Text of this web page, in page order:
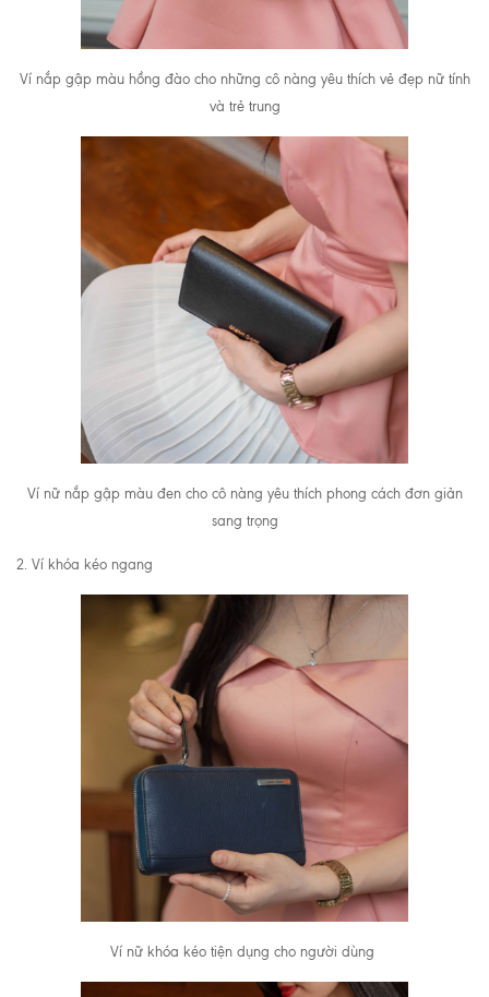
Ví nắp gập màu hồng đào cho những cô nàng yêu thích vẻ đẹp nữ tính
và trẻ trung
Ví nữ nắp gập màu đen cho cô nàng yêu thích phong cách đơn giản
sang trọng
2. Ví khóa kéo ngang
Ví nữ khóa kéo tiện dụng cho người dùng